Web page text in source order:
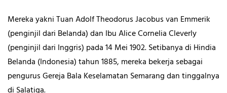
Mereka yakni Tuan Adolf Theodorus Jacobus van Emmerik
(penginjil dari Belanda) dan Ibu Alice Cornelia Cleverly
(penginjil dari Inggris) pada 14 Mei 1902. Setibanya di Hindia
Belanda (Indonesia) tahun 1885, mereka bekerja sebagai
pengurus Gereja Bala Keselamatan Semarangdan tinggalnya